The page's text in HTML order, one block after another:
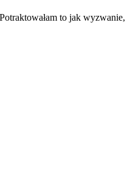
to jak wyzwanie,